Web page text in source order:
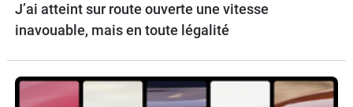
J’ai atteint sur route ouverte une vitesse
inavouable, mais en toute légalité